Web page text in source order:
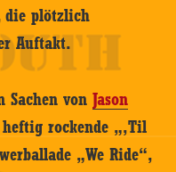
die plötzlich
Auftakt.
Sachen vonJason
rockende „‚Til
„We Ride“,